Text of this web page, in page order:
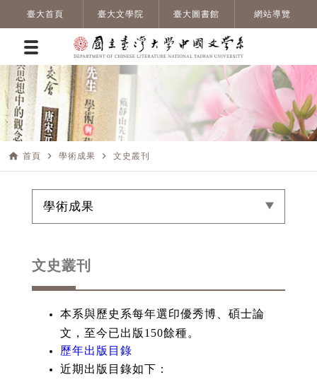
臺大首頁 臺大文學院 臺大圖書館 網站導覽
home 首頁 navigate_next 學術成果 navigate_next 文史叢刊
學術成果
文史叢刊
本系與歷史系每年選印優秀博、碩士論
文，至今已出版150餘種。
歷年出版目錄
近期出版目錄如下：